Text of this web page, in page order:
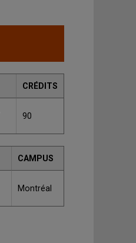
CRÉDITS
90
CAMPUS
Montréal